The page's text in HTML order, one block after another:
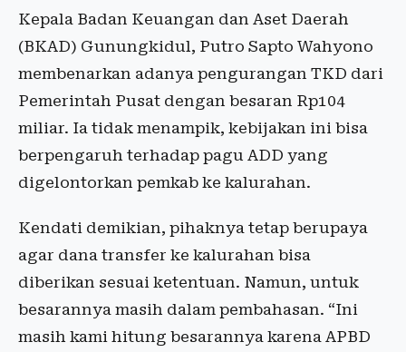
Kepala Badan Keuangan dan Aset Daerah
(BKAD) Gunungkidul, Putro Sapto Wahyono
membenarkan adanya pengurangan TKD dari
Pemerintah Pusat dengan besaran Rp104
miliar. Ia tidak menampik, kebijakan ini bisa
berpengaruh terhadap pagu ADD yang
digelontorkan pemkab ke kalurahan.
Kendati demikian, pihaknya tetap berupaya
agar dana transfer ke kalurahan bisa
diberikan sesuai ketentuan. Namun, untuk
besarannya masih dalam pembahasan. “Ini
masih kami hitung besarannya karena APBD